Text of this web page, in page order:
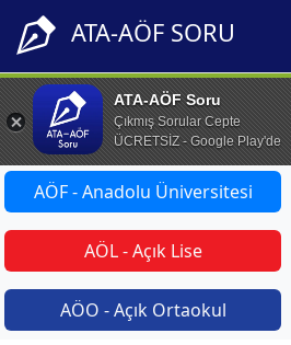
ATA-AÖF SORU
ATA-AÖF Soru
Çıkmış Sorular Cepte
ÜCRETSİZ - Google Play'de
AÖF - Anadolu Üniversitesi
AÖL - Açık Lise
AÖO - Açık Ortaokul